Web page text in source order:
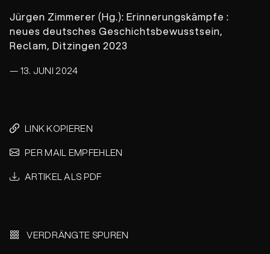
Jürgen Zimmerer (Hg.): Erinnerungskämpfe :
neues deutsches Geschichtsbewusstsein,
Reclam, Ditzingen 2023
— 13. JUNI 2024
LINK KOPIEREN
PER MAIL EMPFEHLEN
ARTIKEL ALS PDF
Navigation
VERDRÄNGTE SPUREN